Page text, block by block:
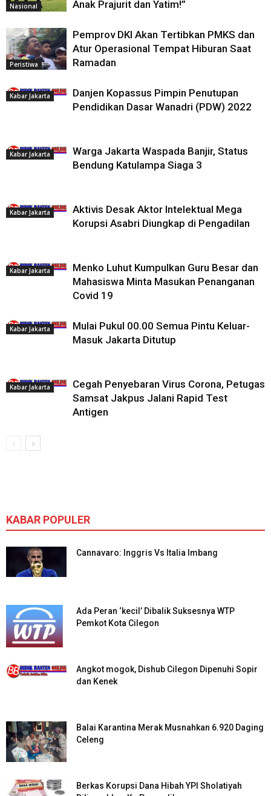
Nasional
Anak Prajurit dan Yatim!”
Peristiwa
Pemprov DKI Akan Tertibkan PMKS dan
Atur Operasional Tempat Hiburan Saat
Ramadan
Kabar Jakarta
Danjen Kopassus Pimpin Penutupan
Pendidikan Dasar Wanadri (PDW) 2022
Kabar Jakarta
Warga Jakarta Waspada Banjir, Status
Bendung Katulampa Siaga 3
Kabar Jakarta
Aktivis Desak Aktor Intelektual Mega
Korupsi Asabri Diungkap di Pengadilan
Kabar Jakarta
Menko Luhut Kumpulkan Guru Besar dan
Mahasiswa Minta Masukan Penanganan
Covid 19
Kabar Jakarta
Mulai Pukul 00.00 Semua Pintu Keluar-
Masuk Jakarta Ditutup
Kabar Jakarta
Cegah Penyebaran Virus Corona, Petugas
Samsat Jakpus Jalani Rapid Test
Antigen
KABAR POPULER
Cannavaro: Inggris Vs Italia Imbang
Ada Peran ‘kecil’ Dibalik Suksesnya WTP
Pemkot Kota Cilegon
Angkot mogok, Dishub Cilegon Dipenuhi Sopir
dan Kenek
Balai Karantina Merak Musnahkan 6.920 Daging
Celeng
Berkas Korupsi Dana Hibah YPI Sholatiyah